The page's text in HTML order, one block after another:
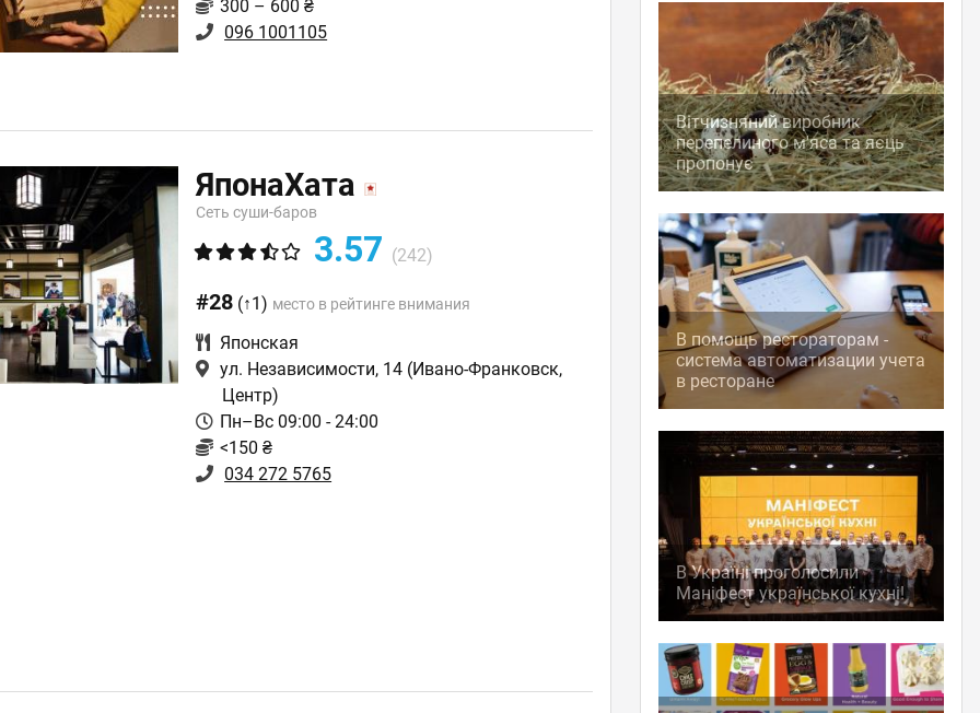
300 – 600 ₴
096 1001105
ЯпонаХата
Сеть суши-баров
3.57 (242)
#28 (↑1) место в рейтинге внимания
Японская
ул. Независимости, 14 (Ивано-Франковск,
Центр)
Пн–Вс 09:00 - 24:00
<150 ₴
034 272 5765
Вітчизняний виробник
перепелиного м'яса та яєць
пропонує
В помощь рестораторам -
система автоматизации учета
в ресторане
В Україні проголосили
Маніфест української кухні!